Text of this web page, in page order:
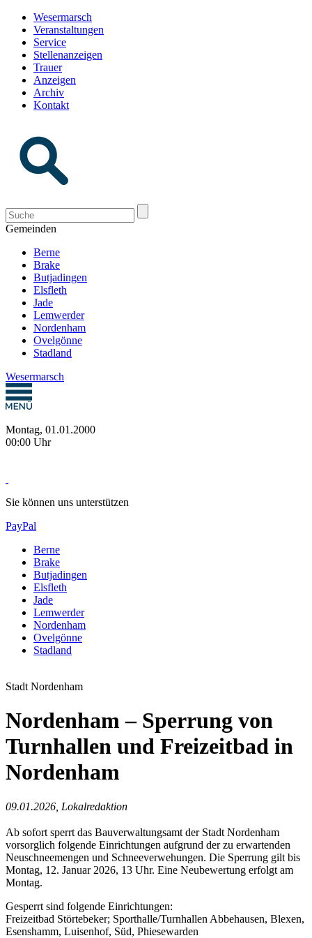
Wesermarsch
Veranstaltungen
Service
Stellenanzeigen
Trauer
Anzeigen
Archiv
Kontakt
Gemeinden
Berne
Brake
Butjadingen
Elsfleth
Jade
Lemwerder
Nordenham
Ovelgönne
Stadland
Wesermarsch
Montag, 01.01.2000
00:00 Uhr
Sie können uns unterstützen
PayPal
Berne
Brake
Butjadingen
Elsfleth
Jade
Lemwerder
Nordenham
Ovelgönne
Stadland
Stadt Nordenham
Nordenham – Sperrung von
Turnhallen und Freizeitbad in
Nordenham
09.01.2026, Lokalredaktion
Ab sofort sperrt das Bauverwaltungsamt der Stadt Nordenham
vorsorglich folgende Einrichtungen aufgrund der zu erwartenden
Neuschneemengen und Schneeverwehungen. Die Sperrung gilt bis
Montag, 12. Januar 2026, 13 Uhr. Eine Neubewertung erfolgt am
Montag.
Gesperrt sind folgende Einrichtungen:
Freizeitbad Störtebeker; Sporthalle/Turnhallen Abbehausen, Blexen,
Esenshamm, Luisenhof, Süd, Phiesewarden